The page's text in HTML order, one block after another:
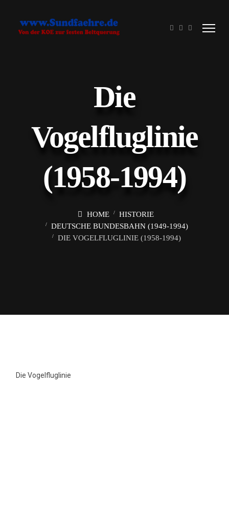
Die
Vogelfluglinie
(1958-1994)
HOME
HISTORIE
DEUTSCHE BUNDESBAHN (1949-1994)
DIE VOGELFLUGLINIE (1958-1994)
Die Vogelfluglinie